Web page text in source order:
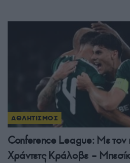
ΑΘΛΗΤΙΣΜΟΣ
Conference League: Με τον
Χράντετς Κράλοβε –